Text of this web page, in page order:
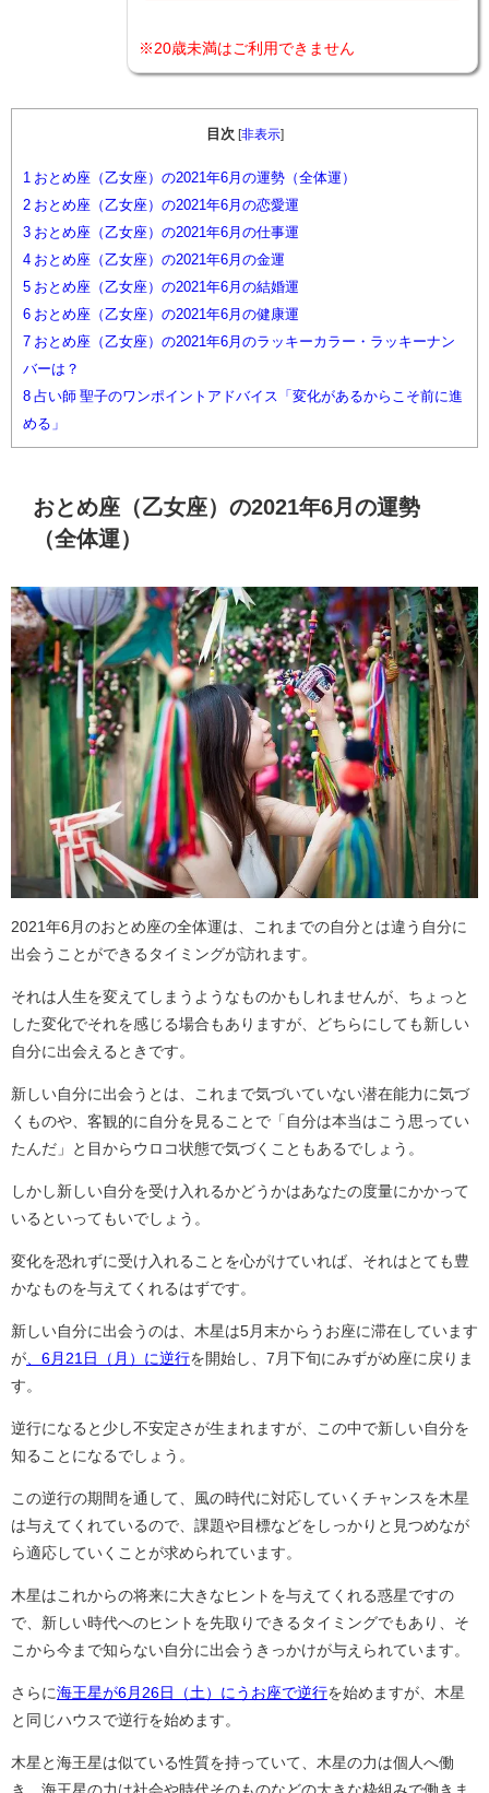
※20歳未満はご利用できません
目次 非表示]
1 おとめ座（乙女座）の2021年6月の運勢（全体運）
2 おとめ座（乙女座）の2021年6月の恋愛運
3 おとめ座（乙女座）の2021年6月の仕事運
4 おとめ座（乙女座）の2021年6月の金運
5 おとめ座（乙女座）の2021年6月の結婚運
6 おとめ座（乙女座）の2021年6月の健康運
7 おとめ座（乙女座）の2021年6月のラッキーカラー・ラッキーナン
バーは？
8 占い師 聖子のワンポイントアドバイス「変化があるからこそ前に進
める」
おとめ座（乙女座）の2021年6月の運勢
（全体運）
2021年6月のおとめ座の全体運は、これまでの自分とは違う自分に
出会うことができるタイミングが訪れます。
それは人生を変えてしまうようなものかもしれませんが、ちょっと
した変化でそれを感じる場合もありますが、どちらにしても新しい
自分に出会えるときです。
新しい自分に出会うとは、これまで気づいていない潜在能力に気づ
くものや、客観的に自分を見ることで「自分は本当はこう思ってい
たんだ」と目からウロコ状態で気づくこともあるでしょう。
しかし新しい自分を受け入れるかどうかはあなたの度量にかかって
いるといってもいでしょう。
変化を恐れずに受け入れることを心がけていれば、それはとても豊
かなものを与えてくれるはずです。
新しい自分に出会うのは、木星は5月末からうお座に滞在しています
が 、6月21日（月）に逆行を開始し、7月下旬にみずがめ座に戻りま
す。
逆行になると少し不安定さが生まれますが、この中で新しい自分を
知ることになるでしょう。
この逆行の期間を通して、風の時代に対応していくチャンスを木星
は与えてくれているので、課題や目標などをしっかりと見つめなが
ら適応していくことが求められています。
木星はこれからの将来に大きなヒントを与えてくれる惑星ですの
で、新しい時代へのヒントを先取りできるタイミングでもあり、そ
こから今まで知らない自分に出会うきっかけが与えられています。
さらに海王星が6月26日（土）にうお座で逆行を始めますが、木星
と同じハウスで逆行を始めます。
木星と海王星は似ている性質を持っていて、木星の力は個人へ働
き、海王星の力は社会や時代そのものなどの大きな枠組みで働きま